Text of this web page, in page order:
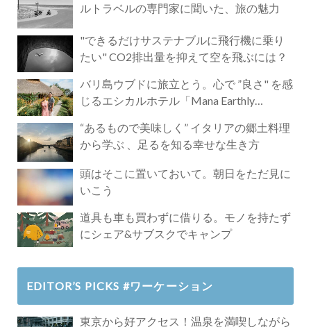
ルトラベルの専門家に聞いた、旅の魅力
"できるだけサステナブルに飛行機に乗り
たい" CO2排出量を抑えて空を飛ぶには？
バリ島ウブドに旅立とう。心で ”良さ" を感
じるエシカルホテル「Mana Earthly
“あるもので美味しく” イタリアの郷土料理
から学ぶ 、足るを知る幸せな生き方
頭はそこに置いておいて。朝日をただ見に
いこう
道具も車も買わずに借りる。モノを持たず
にシェア&サブスクでキャンプ
EDITOR’S PICKS #ワーケーション
東京から好アクセス！温泉を満喫しながら